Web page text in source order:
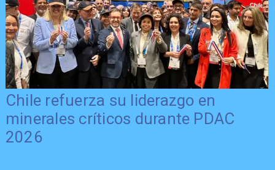
Chile refuerza su liderazgo en
minerales críticos durante PDAC
2026